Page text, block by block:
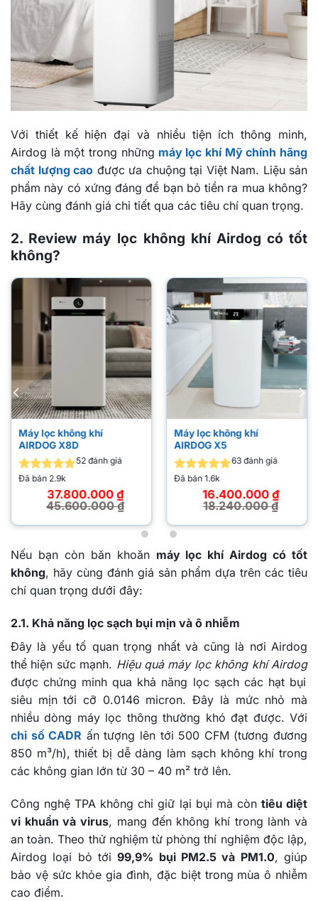
Với thiết kế hiện đại và nhiều tiện ích thông minh,
Airdog là một trong những máy lọc khí Mỹ chính hãng
chất lượng cao được ưa chuộng tại Việt Nam. Liệu sản
phẩm này có xứng đáng để bạn bỏ tiền ra mua không?
Hãy cùng đánh giá chi tiết qua các tiêu chí quan trọng.
2. Review máy lọc không khí Airdog có tốt
không?
Máy lọc không khí
AIRDOG X8D
Được xếp
hạng4.85
5 sao
52đánh giá
Đã bán 2.9k
45.600.000₫
gốc
37.800.000 ₫
hiện
37.800.000 ₫.
Máy lọc không khí
AIRDOG X5
Được xếp
hạng4.86
5 sao
63đánh giá
Đã bán 1.6k
18.240.000₫
gốc
là:
18.240.000 ₫.
16.400.000 ₫
hiện
tại
là:
16.400.000 ₫.
Nếu bạn còn băn khoăn máy lọc khí Airdog có tốt
không, hãy cùng đánh giá sản phẩm dựa trên các tiêu
chí quan trọng dưới đây:
2.1. Khả năng lọc sạch bụi mịn và ô nhiễm
Đây là yếu tố quan trọng nhất và cũng là nơi Airdog
thể hiện sức mạnh. Hiệu quả máy lọc không khí Airdog
được chứng minh qua khả năng lọc sạch các hạt bụi
siêu mịn tới cỡ 0.0146 micron. Đây là mức nhỏ mà
nhiều dòng máy lọc thông thường khó đạt được. Với
chỉ số CADR ấn tượng lên tới 500 CFM (tương đương
850 m³/h), thiết bị dễ dàng làm sạch không khí trong
các không gian lớn từ 30 – 40 m² trở lên.
Công nghệ TPA không chỉ giữ lại bụi mà còn tiêu diệt
vi khuẩn và virus, mang đến không khí trong lành và
an toàn. Theo thử nghiệm từ phòng thí nghiệm độc lập,
Airdog loại bỏ tới99,9% bụi PM2.5 và PM1.0, giúp
bảo vệ sức khỏe gia đình, đặc biệt trong mùa ô nhiễm
cao điểm.